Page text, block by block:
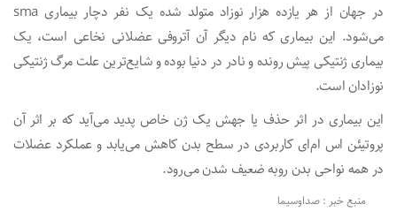
در جهان از هر یازده هزار نوزاد متولد شده یک نفر دچار بیماری sma
می‌شود. این بیماری که نام دیگر آن آتروفی عضلانی نخاعی است، یک
بیماری ژنتیکی پیش رونده و نادر در دنیا بوده و شایع‌ترین علت مرگ ژنتیکی
نوزادان است.
این بیماری در اثر حذف یا جهش یک ژن خاص پدید می‌آید که بر اثر آن
پروتیئن اس ام‌ای کاربردی در سطح بدن کاهش می‌یابد و عملکرد عضلات
در همه نواحی بدن روبه ضعیف شدن می‌رود.
منبع خبر : صداوسیما